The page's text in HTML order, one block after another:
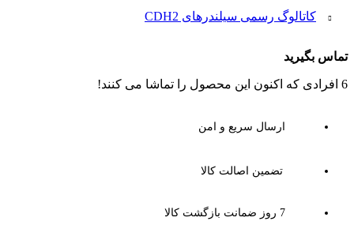
کاتالوگ رسمی سیلندرهای CDH2
تماس بگیرید
6 افرادی که اکنون این محصول را تماشا می کنند!
ارسال سریع و امن
تضمین اصالت کالا
7 روز ضمانت بازگشت کالا